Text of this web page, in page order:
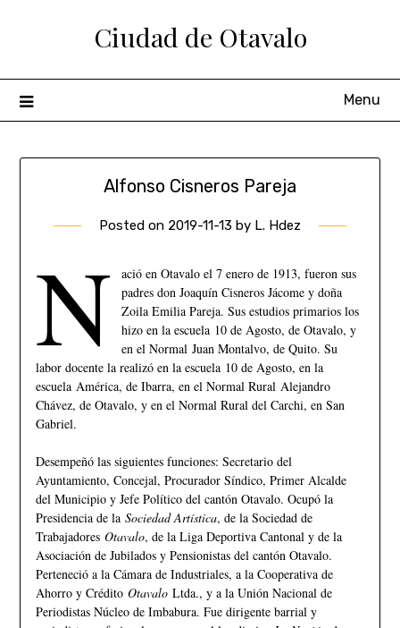
Ciudad de Otavalo
Menu
Alfonso Cisneros Pareja
Posted on 2019-11-13 by L. Hdez
N
ació en Otavalo el 7 enero de 1913, fueron sus
padres don Joaquín Cisneros Jácome y doña
Zoila Emilia Pareja. Sus estudios primarios los
hizo en la escuela 10 de Agosto, de Otavalo, y
en el Normal Juan Montalvo, de Quito. Su
labor docente la realizó en la escuela 10 de Agosto, en la
escuela América, de Ibarra, en el Normal Rural Alejandro
Chávez, de Otavalo, y en el Normal Rural del Carchi, en San
Gabriel.
Desempeñó las siguientes funciones: Secretario del
Ayuntamiento, Concejal, Procurador Síndico, Primer Alcalde
del Municipio y Jefe Político del cantón Otavalo. Ocupó la
Presidencia de la Sociedad Artística, de la Sociedad de
Trabajadores Otavalo, de la Liga Deportiva Cantonal y de la
Asociación de Jubilados y Pensionistas del cantón Otavalo.
Perteneció a la Cámara de Industriales, a la Cooperativa de
Ahorro y Crédito OtavaloLtda., y a la Unión Nacional de
Periodistas Núcleo de Imbabura. Fue dirigente barrial y